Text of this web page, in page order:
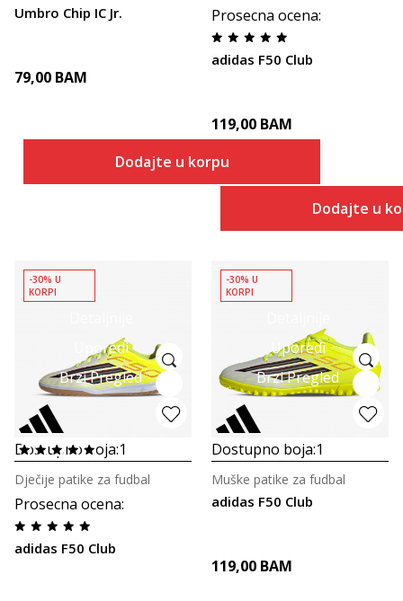
Umbro Chip IC Jr.
79,00 BAM
Dodajte u korpu
Prosecna ocena:
adidas F50 Club
119,00 BAM
Dodajte u
Uporedi
Brzi Pregled
-30% U
KORPI
Dostupno boja:1
Prosecna ocena:
adidas F50 Club
Dječije patike za fudbal
Uporedi
Brzi Pregled
-30% U
KORPI
Dostupno boja:1
adidas F50 Club
Muške patike za fudbal
119,00 BAM